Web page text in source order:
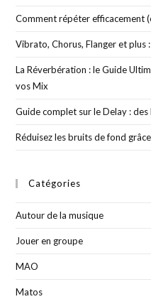
Comment répéter efficacement
Vibrato, Chorus, Flanger et
La Réverbération : le Guide
vos Mix
Guide complet sur le Delay :
Réduisez les bruits de fond
Catégories
Autour de la musique
Jouer en groupe
MAO
Matos